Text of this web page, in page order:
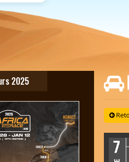
2025